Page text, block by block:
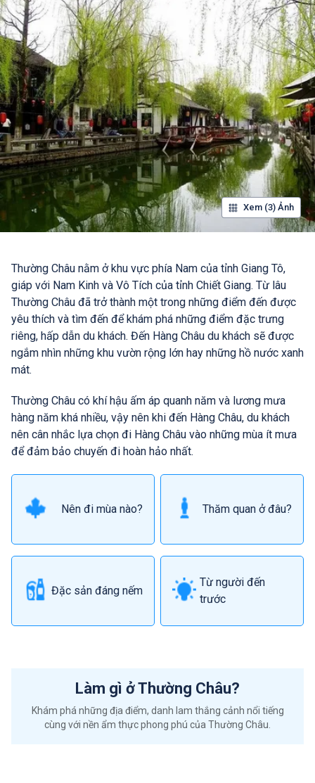
Xem (3) Ảnh
Thường Châu nằm ở khu vực phía Nam của tỉnh Giang Tô,
giáp với Nam Kinh và Vô Tích của tỉnh Chiết Giang. Từ lâu
Thường Châu đã trở thành một trong những điểm đến được
yêu thích và tìm đến để khám phá những điểm đặc trưng
riêng, hấp dẫn du khách. Đến Hàng Châu du khách sẽ được
ngắm nhìn những khu vườn rộng lớn hay những hồ nước xanh
mát.
Thường Châu có khí hậu ấm áp quanh năm và lương mưa
hàng năm khá nhiều, vậy nên khi đến Hàng Châu, du khách
nên cân nhắc lựa chọn đi Hàng Châu vào những mùa ít mưa
để đảm bảo chuyến đi hoàn hảo nhất.
Nên đi mùa nào? Thăm quan ở đâu?
Đặc sản đáng nếm
Từ người đến
trước
Làm gì ở Thường Châu?
Khám phá những địa điểm, danh lam thắng cảnh nổi tiếng
cùng với nền ẩm thực phong phú của Thường Châu.